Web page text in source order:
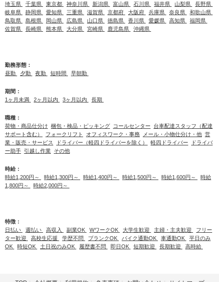
埼玉県
千葉県 東京都 神奈川県 新潟県 富山県 石川県 福井県 山梨県
長野県
岐阜県
静岡県 愛知県 三重県 滋賀県 京都府 大阪府 兵庫県 奈良県
和歌山県
鳥取県
島根県 岡山県 広島県 山口県 徳島県 香川県 愛媛県 高知県
福岡県
佐賀県
長崎県 熊本県 大分県 宮崎県 鹿児島県 沖縄県
勤務形態：
昼勤
夕勤 夜勤 短時間 早朝勤
期間：
1ヶ月未満
2ヶ月以内 3ヶ月以内 長期
職種：
荷物・商品仕分け 梱包・検品・ピッキング コールセンター
台車配達スタッフ（配達
サポート含む）
フォークリフト オフィスワーク・事務 メール・小物仕分け・他 営
業・販売・サービス
ドライバー（軽四ドライバーを除く） 軽四ドライバー
ドライバ
ー助手 引越し作業 その他
時給：
時給1,200円～
時給1,300円～ 時給1,400円～ 時給1,500円～ 時給1,600円～
時給
1,800円～
時給2,000円～
特徴：
日払い
週払い 高収入 副業OK WワークOK 大学生歓迎 主婦・主夫歓迎
フリー
ター歓迎
高校生応援 学歴不問 ブランクOK バイク通勤OK 車通勤OK
平日のみ
OK
時短OK 土日祝のみOK 履歴書不問 即日OK 短期歓迎 長期歓迎 高時給